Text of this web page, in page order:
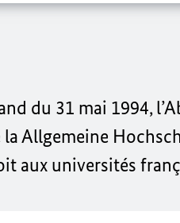
du 31 mai 1994,
Allgemeine
aux universités